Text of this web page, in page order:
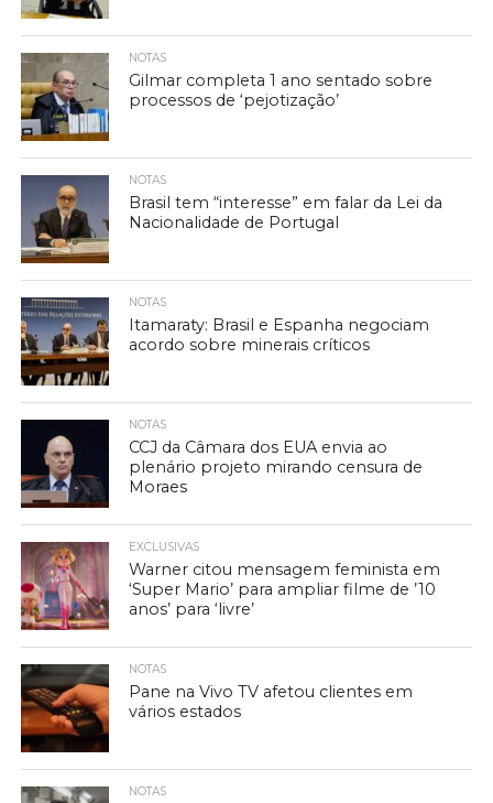
NOTAS
Gilmar completa 1 ano sentado sobre
processos de ‘pejotização’
NOTAS
Brasil tem “interesse” em falar da Lei da
Nacionalidade de Portugal
NOTAS
Itamaraty: Brasil e Espanha negociam
acordo sobre minerais críticos
NOTAS
CCJ da Câmara dos EUA envia ao
plenário projeto mirando censura de
Moraes
EXCLUSIVAS
Warner citou mensagem feminista em
‘Super Mario’ para ampliar filme de ’10
anos’ para ‘livre’
NOTAS
Pane na Vivo TV afetou clientes em
vários estados
NOTAS